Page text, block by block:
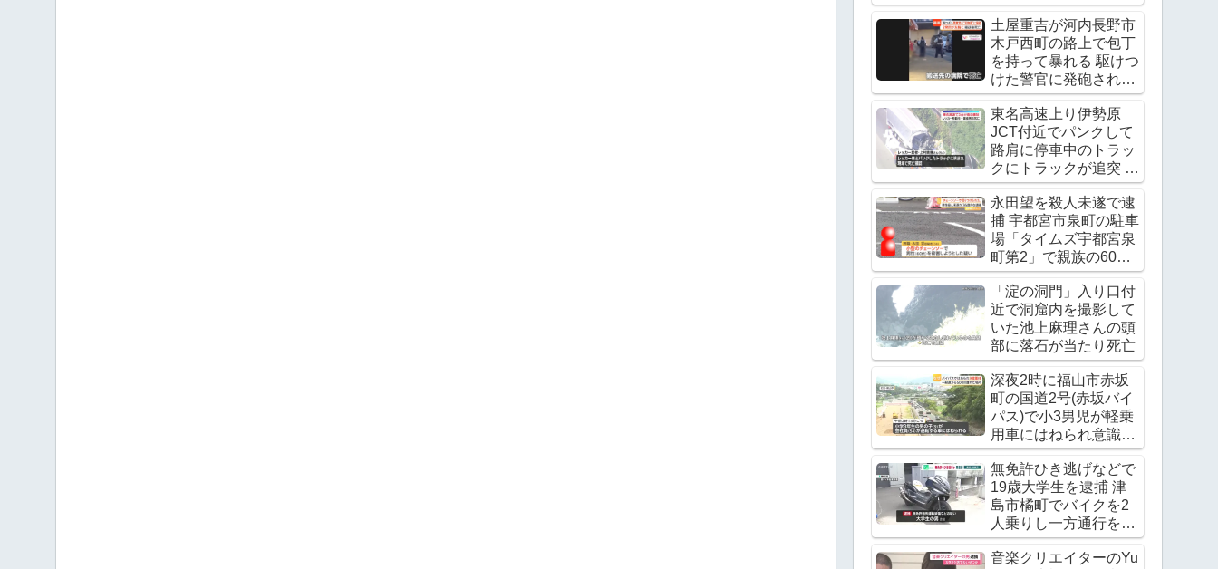
転手の飯田諭さんが死
亡 Twitter(X)に現地の
様子
土屋重吉が河内長野市
木戸西町の路上で包丁
を持って暴れる 駆けつ
けた警官に発砲され死
亡
東名高速上り伊勢原
JCT付近でパンクして
路肩に停車中のトラッ
クにトラックが追突 レ
ッカー作業中の上村貴
重さんが死亡
Twitter(X)に現地の様子
永田望を殺人未遂で逮
捕 宇都宮市泉町の駐車
場「タイムズ宇都宮泉
町第2」で親族の60代
男性の腹をチェーンソ
ーで刺す
「淀の洞門」入り口付
近で洞窟内を撮影して
いた池上麻理さんの頭
部に落石が当たり死亡
深夜2時に福山市赤坂
町の国道2号(赤坂バイ
パス)で小3男児が軽乗
用車にはねられ意識不
明の重体
無免許ひき逃げなどで
19歳大学生を逮捕 津
島市橘町でバイクを2
人乗りし一方通行を逆
走 ワンボックスカーと
衝突し逃走
音楽クリエイターのYu